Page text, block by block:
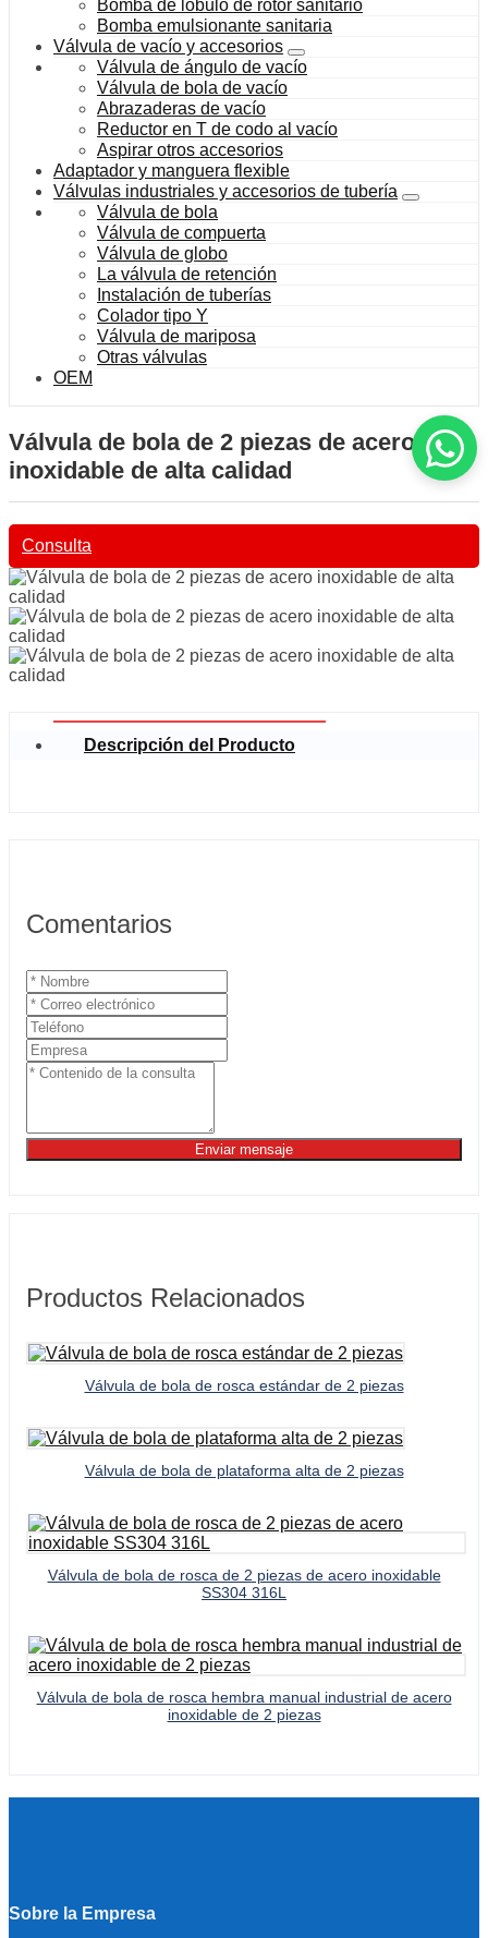
Bomba de lóbulo de rotor sanitario
Bomba emulsionante sanitaria
Válvula de vacío y accesorios
Válvula de ángulo de vacío
Válvula de bola de vacío
Abrazaderas de vacío
Reductor en T de codo al vacío
Aspirar otros accesorios
Adaptador y manguera flexible
Válvulas industriales y accesorios de tubería
Válvula de bola
Válvula de compuerta
Válvula de globo
La válvula de retención
Instalación de tuberías
Colador tipo Y
Válvula de mariposa
Otras válvulas
OEM
Válvula de bola de 2 piezas de acero
inoxidable de alta calidad
Consulta
Descripción del Producto
Comentarios
Enviar mensaje
Productos Relacionados
Válvula de bola de rosca estándar de 2 piezas
Válvula de bola de plataforma alta de 2 piezas
Válvula de bola de rosca de 2 piezas de acero inoxidable
SS304 316L
Válvula de bola de rosca hembra manual industrial de acero
inoxidable de 2 piezas
Sobre la Empresa